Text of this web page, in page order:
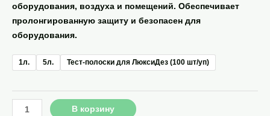
оборудования, воздуха и помещений. Обеспечивает
пролонгированную защиту и безопасен для
оборудования.
1л. 5л. Тест-полоски для ЛюксиДез (100 шт/уп)
В корзину